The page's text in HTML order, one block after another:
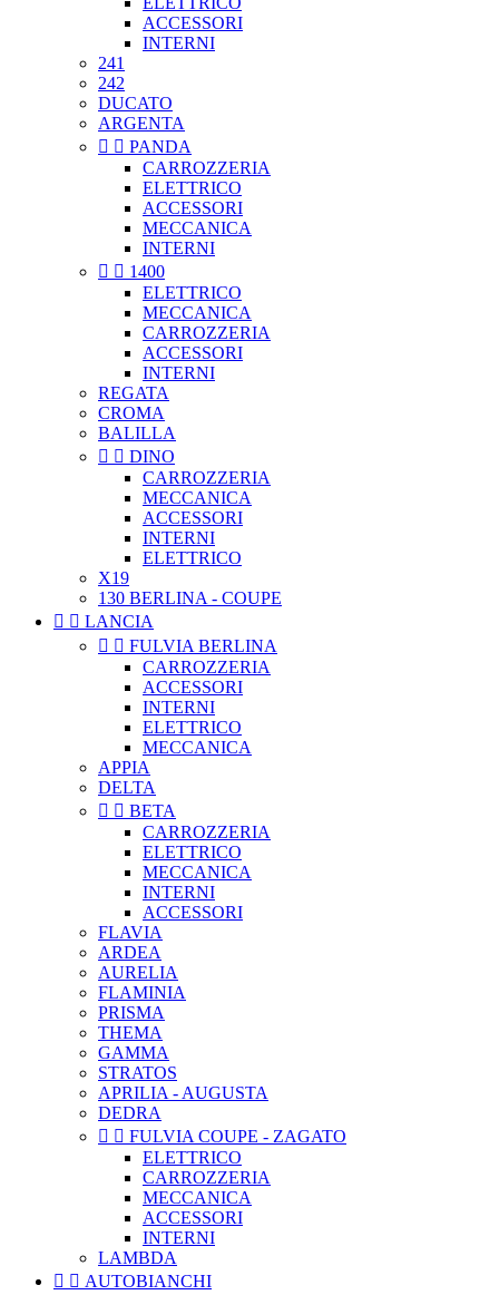
ACCESSORI
INTERNI
241
242
DUCATO
ARGENTA
  PANDA
CARROZZERIA
ELETTRICO
ACCESSORI
MECCANICA
INTERNI
  1400
ELETTRICO
MECCANICA
CARROZZERIA
ACCESSORI
INTERNI
REGATA
CROMA
BALILLA
  DINO
CARROZZERIA
MECCANICA
ACCESSORI
INTERNI
ELETTRICO
X19
130 BERLINA - COUPE
  LANCIA
  FULVIA BERLINA
CARROZZERIA
ACCESSORI
INTERNI
ELETTRICO
MECCANICA
APPIA
DELTA
  BETA
CARROZZERIA
ELETTRICO
MECCANICA
INTERNI
ACCESSORI
FLAVIA
ARDEA
AURELIA
FLAMINIA
PRISMA
THEMA
GAMMA
STRATOS
APRILIA - AUGUSTA
DEDRA
  FULVIA COUPE - ZAGATO
ELETTRICO
CARROZZERIA
MECCANICA
ACCESSORI
INTERNI
LAMBDA
  AUTOBIANCHI